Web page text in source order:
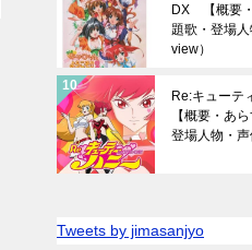
DX 【概要
題歌・登場人
view）
Re:キューテ
【概要・あ
登場人物・声
Tweets by jimasanjyo